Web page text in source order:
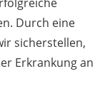
Durch eine
sicherstellen,
Erkrankung an